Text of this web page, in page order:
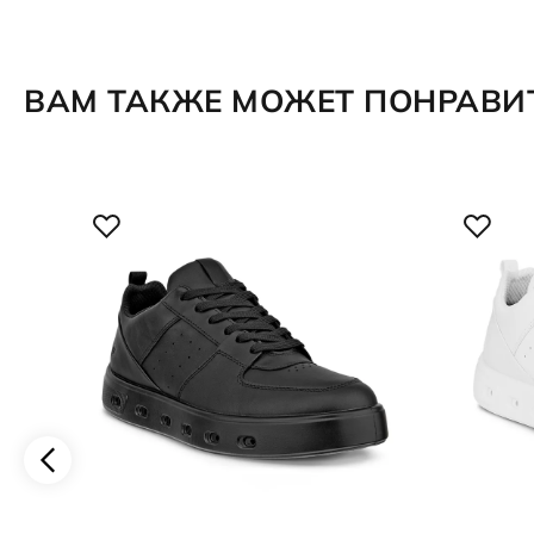
ВАМ ТАКЖЕ МОЖЕТ